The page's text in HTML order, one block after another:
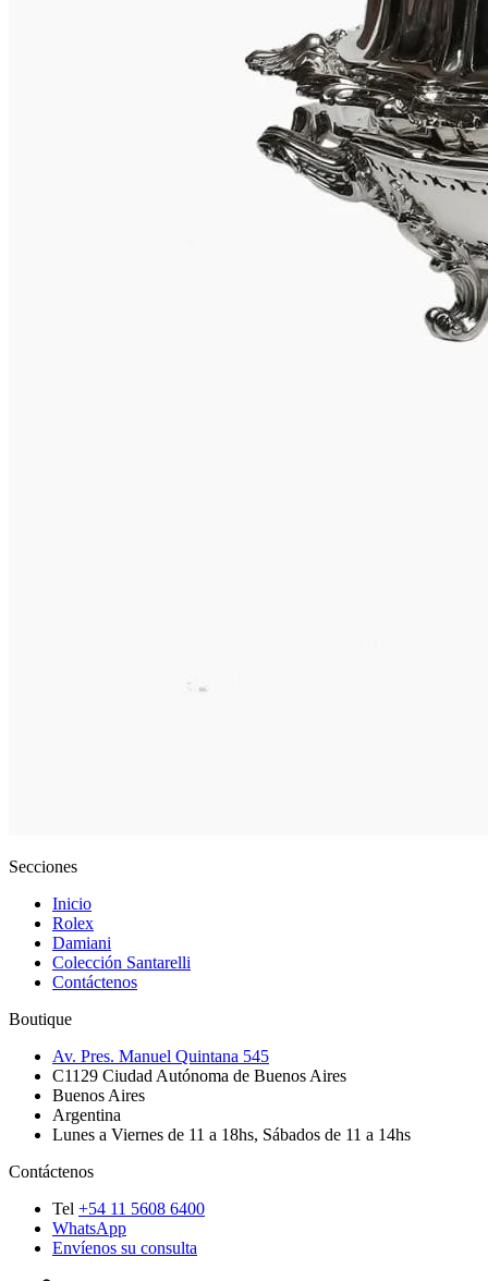
Secciones
Inicio
Rolex
Damiani
Colección Santarelli
Contáctenos
Boutique
Av. Pres. Manuel Quintana 545
C1129 Ciudad Autónoma de Buenos Aires
Buenos Aires
Argentina
Lunes a Viernes de 11 a 18hs, Sábados de 11 a 14hs
Contáctenos
Tel +54 11 5608 6400
WhatsApp
Envíenos su consulta